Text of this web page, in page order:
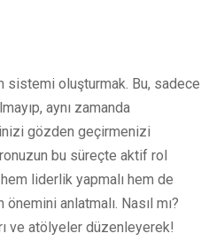
sistemi oluşturmak. Bu, sadece
aynı zamanda
gözden geçirmenizi
bu süreçte aktif rol
liderlik yapmalı hem de
anlatmalı. Nasıl mı?
ve atölyeler düzenleyerek!